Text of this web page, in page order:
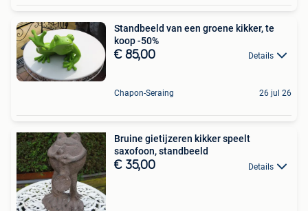
Standbeeld van een groene kikker, te
koop -50%
€ 85,00 Details
Chapon-Seraing 26 jul 26
Bruine gietijzeren kikker speelt
saxofoon, standbeeld
€ 35,00 Details